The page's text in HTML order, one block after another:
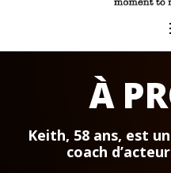
À
Keith, 58 ans, est
coach